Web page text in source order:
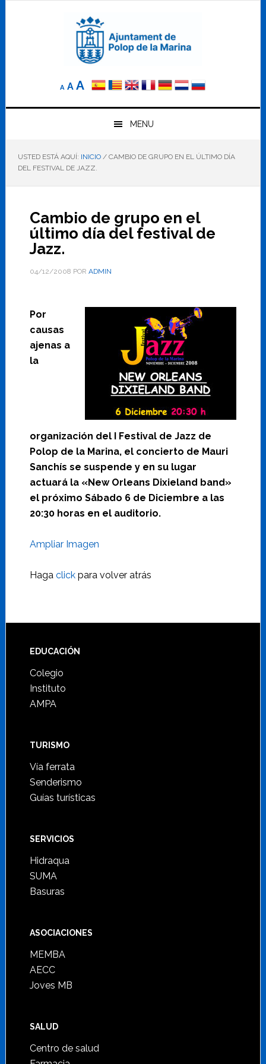
A
Reducir
elA Tamaño
AAumentar
el
tamaño
letra
MENU
USTED ESTÁ AQUÍ: INICIO /CAMBIO DE GRUPO EN EL ÚLTIMO DÍA
DEL FESTIVAL DE JAZZ.
Cambio de grupo en el
último día del festival de
Jazz.
04/12/2008 POR ADMIN
Por
causas
ajenas a
la
organización del I Festival de Jazz de
Polop de la Marina, el concierto de Mauri
Sanchís se suspende y en su lugar
actuará la «New Orleans Dixieland band»
el próximo Sábado 6 de Diciembre a las
20:30 horas en el auditorio.
Ampliar Imagen
Haga clickpara volver atrás
Footer
EDUCACIÓN
Colegio
Instituto
AMPA
TURISMO
Vía ferrata
Senderismo
Guías turísticas
SERVICIOS
Hidraqua
SUMA
Basuras
ASOCIACIONES
MEMBA
AECC
Joves MB
SALUD
Centro de salud